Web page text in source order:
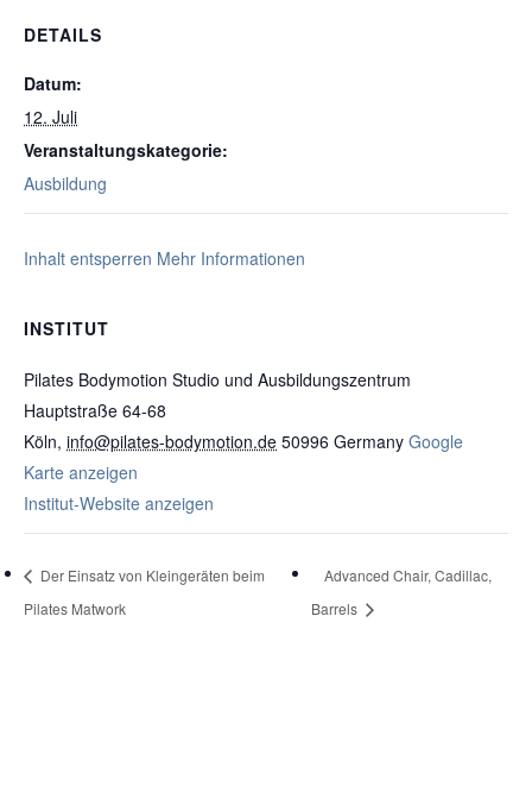
DETAILS
Datum:
12. Juli
Veranstaltungskategorie:
Ausbildung
INSTITUT
Pilates Bodymotion Studio und Ausbildungszentrum
Hauptstraße 64-68
Köln, info@pilates-bodymotion.de 50996 Germany Google
Karte anzeigen
Institut-Website anzeigen
Inhalt entsperren Mehr Informationen
Der Einsatz von Kleingeräten beim
Pilates Matwork
Advanced Chair, Cadillac,
Barrels